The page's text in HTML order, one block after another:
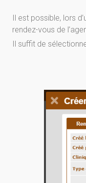
Il est possible, lors
rendez-vous de
Il suffit de